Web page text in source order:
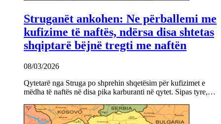
Struganët ankohen: Ne përballemi me
kufizime të naftës, ndërsa disa shtetas
shqiptarë bëjnë tregti me naftën
08/03/2026
Qytetarë nga Struga po shprehin shqetësim për kufizimet e
mëdha të naftës në disa pika karburanti në qytet. Sipas tyre,…